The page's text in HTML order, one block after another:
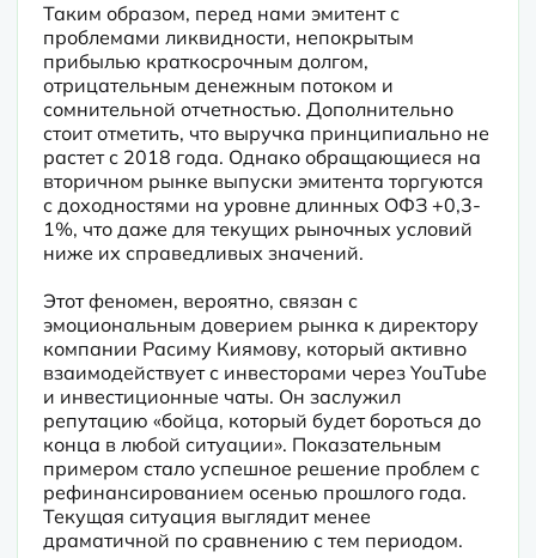
Таким образом, перед нами эмитент с
проблемами ликвидности, непокрытым
прибылью краткосрочным долгом,
отрицательным денежным потоком и
сомнительной отчетностью. Дополнительно
стоит отметить, что выручка принципиально не
растет с 2018 года. Однако обращающиеся на
вторичном рынке выпуски эмитента торгуются
с доходностями на уровне длинных ОФЗ +0,3-
1%, что даже для текущих рыночных условий
ниже их справедливых значений.
Этот феномен, вероятно, связан с
эмоциональным доверием рынка к директору
компании Расиму Киямову, который активно
взаимодействует с инвесторами через YouTube
и инвестиционные чаты. Он заслужил
репутацию «бойца, который будет бороться до
конца в любой ситуации». Показательным
примером стало успешное решение проблем с
рефинансированием осенью прошлого года.
Текущая ситуация выглядит менее
драматичной по сравнению с тем периодом.